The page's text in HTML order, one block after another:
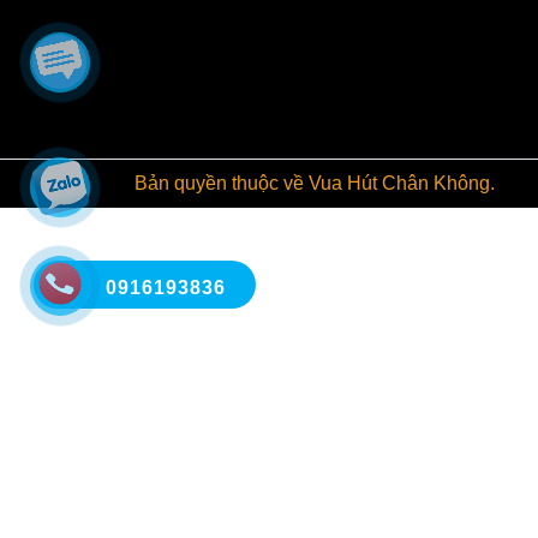
Bản quyền thuộc về Vua Hút Chân Không.
0916193836